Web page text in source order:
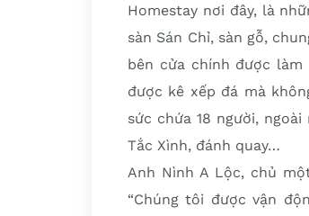
Homestay nơi đây, là
sàn Sán Chỉ, sàn gỗ,
bên cửa chính được
được kê xếp đá mà
sức chứa 18 người,
Tắc Xình, đánh quay…
Anh Nình A Lộc, chủ
“Chúng tôi được vận